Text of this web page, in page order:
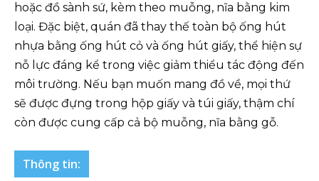
hoặc đồ sành sứ, kèm theo muỗng, nĩa bằng kim
loại. Đặc biệt, quán đã thay thế toàn bộ ống hút
nhựa bằng ống hút cỏ và ống hút giấy, thể hiện sự
nỗ lực đáng kể trong việc giảm thiểu tác động đến
môi trường. Nếu bạn muốn mang đồ về, mọi thứ
sẽ được đựng trong hộp giấy và túi giấy, thậm chí
còn được cung cấp cả bộ muỗng, nĩa bằng gỗ.
Thông tin: